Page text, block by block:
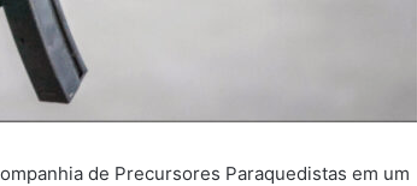
de Precursores Paraquedistas em um